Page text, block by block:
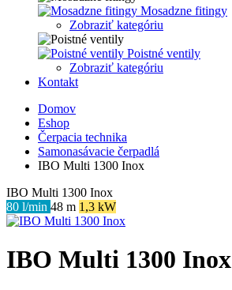
Mosadzne fitingy
Zobraziť kategóriu
Poistné ventily
Zobraziť kategóriu
Kontakt
Domov
Eshop
Čerpacia technika
Samonasávacie čerpadlá
IBO Multi 1300 Inox
IBO Multi 1300 Inox
80 l/min 48 m 1,3 kW
IBO Multi 1300 Inox